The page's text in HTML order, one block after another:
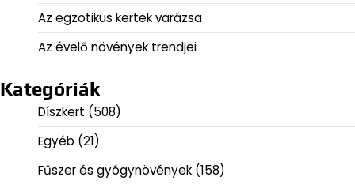
Az egzotikus kertek varázsa
Az évelő növények trendjei
Kategóriák
Díszkert (508)
Egyéb (21)
Fűszer és gyógynövények (158)